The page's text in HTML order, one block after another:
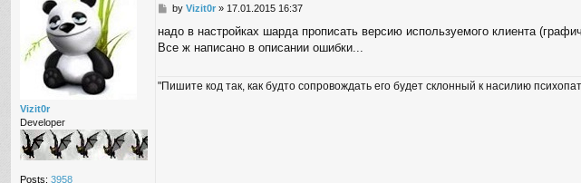
Vizit0r
Developer
Posts: 3958
P
s
t
by Vizit0r» 17.01.2015 16:37
надо в настройках шарда прописать версию используемого клиента
Все ж написано в описании ошибки...
"Пишите код так, как будто сопровождать его будет склонный к насилию